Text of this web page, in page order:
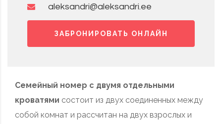
Семейный номер с двумя отдельными
кроватями состоит из двух соединенных между
собой комнат и рассчитан на двух взрослых и
aleksandri@aleksandri.ee
ЗАБРОНИРОВАТЬ ОНЛАЙН